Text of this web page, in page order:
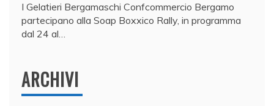
I Gelatieri Bergamaschi Confcommercio Bergamo
partecipano alla Soap Boxxico Rally, in programma
dal 24 al…
ARCHIVI